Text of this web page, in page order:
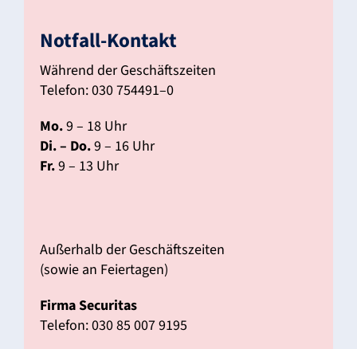
Notfall-Kontakt
Während der Geschäfts­zeiten
Telefon: 030 754491–0
Mo.9 – 18 Uhr
Di. – Do.9 – 16 Uhr
Fr.9 – 13 Uhr
Außer­halb der Geschäfts­zeiten
(sowie an Feier­tagen)
Firma Secu­ritas
Telefon: 030 85 007 9195